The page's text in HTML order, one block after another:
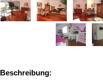
Beschreibung: